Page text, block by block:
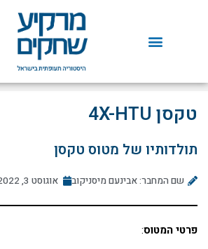
טקסן 4X-HTU
תולדותיו של מטוס טקסן
שם המחבר: אבינעם מיסניקוב אוגוסט 3, 2022
פרטי המטוס: